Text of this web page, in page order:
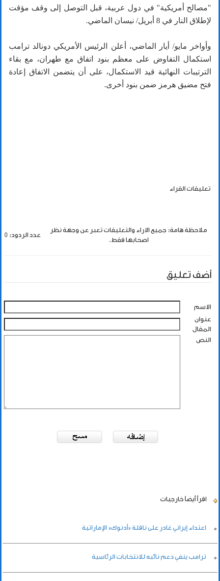
"مصالح أمريكية" في دول عربية، قبل التوصل إلى وقف مؤقت
لإطلاق النار في 8 أبريل/ نيسان الماضي.
وأواخر مايو/ أيار الماضي، أعلن الرئيس الأمريكي دونالد ترامب
استكمال التفاوض على معظم بنود اتفاق مع طهران، مع بقاء
الترتيبات النهائية قيد الاستكمال، على أن يتضمن الاتفاق إعادة
فتح مضيق هرمز ضمن بنود أخرى.
تعليقات القراء
ملاحظة هامة: جميع الاراء والتعليقات تعبر عن وجهة نظر
اصحابها فقط.
عدد الردود: 0
أضف تعليق
الاسم
عنوان
المقال
النص
اقرأ أيضاً خارجيات
اعتداء إيراني غادر على ناقلة «أدنوك» الإماراتية
ترامب ينفي دعم نائبه للانتخابات الرئاسية